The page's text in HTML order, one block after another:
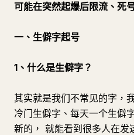
可能在突然起爆后限流、死
一、生僻字起号
1、什么是生僻字？
其实就是我们不常见的字，
冷门生僻字、每天一个生僻
新的， 就能看到很多人在发